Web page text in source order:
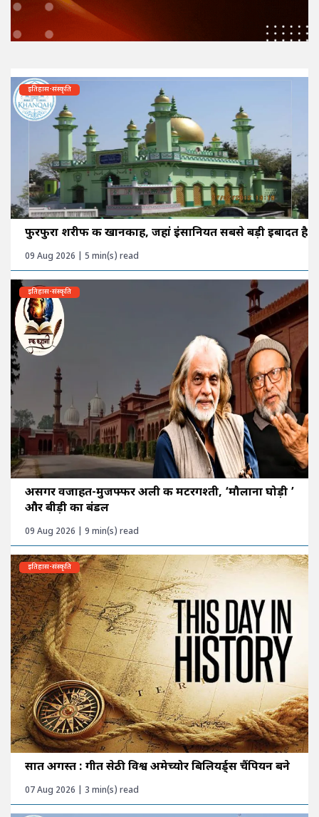
इतिहास-संस्कृति
फुरफुरा शरीफ की खानकाह, जहां इंसानियत सबसे बड़ी इबादत है
09 Aug 2026 | 5 min(s) read
इतिहास-संस्कृति
असगर वजाहत-मुजफ्फर अली की मटरगश्ती, ‘मौलाना घोड़ी ’
और बीड़ी का बंडल
09 Aug 2026 | 9 min(s) read
इतिहास-संस्कृति
सात अगस्त : गीत सेठी विश्व अमेच्योर बिलियर्ड्स चैंपियन बने
07 Aug 2026 | 3 min(s) read